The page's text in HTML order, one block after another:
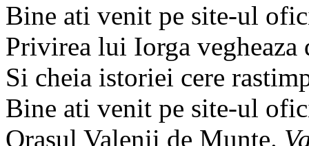
Bine ati venit pe site-ul
Privirea lui Iorga
Si cheia istoriei cere
Bine ati venit pe site-ul
Orasul Valenii de Munte.